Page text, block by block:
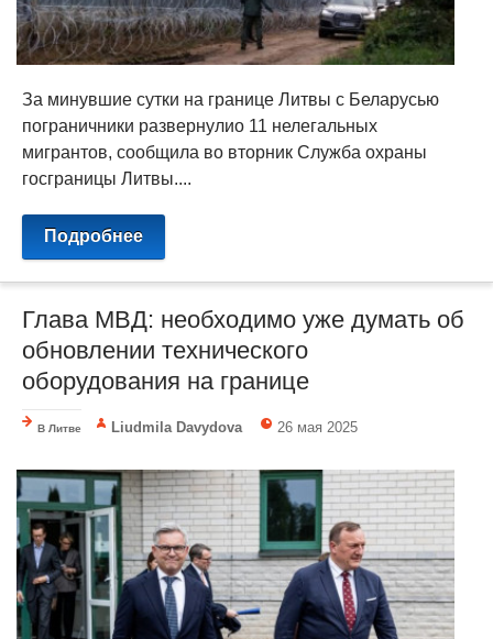
За минувшие сутки на границе Литвы с Беларусью
пограничники развернулио 11 нелегальных
мигрантов, сообщила во вторник Служба охраны
госграницы Литвы....
Подробнее
Глава МВД: необходимо уже думать об
обновлении технического
оборудования на границе
В Литве Liudmila Davydova 26 мая 2025